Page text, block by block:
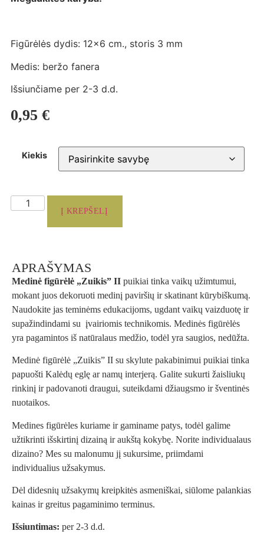
Figūrėlės dydis: 12×6 cm., storis 3 mm
Medis: beržo fanera
Išsiunčiame per 2-3 d.d.
0,95 €
Kiekis
Į KREPŠELĮ
APRAŠYMAS
Medinė figūrėlė „Zuikis” II puikiai tinka vaikų užimtumui,
mokant juos dekoruoti medinį paviršių ir skatinant kūrybiškumą.
Naudokite jas teminėms edukacijoms, ugdant vaikų vaizduotę ir
supažindindami su įvairiomis technikomis. Medinės figūrėlės
yra pagamintos iš natūralaus medžio, todėl yra saugios, nedūžta.
Medinė figūrėlė „Zuikis” II su skylute pakabinimui puikiai tinka
papuošti Kalėdų eglę ar namų interjerą. Galite sukurti žaisliukų
rinkinį ir padovanoti draugui, suteikdami džiaugsmo ir šventinės
nuotaikos.
Medines figūrėles kuriame ir gaminame patys, todėl galime
užtikrinti išskirtinį dizainą ir aukštą kokybę. Norite individualaus
dizaino? Mes su malonumu jį sukursime, priimdami
individualius užsakymus.
Dėl didesnių užsakymų kreipkitės asmeniškai, siūlome palankias
kainas ir greitus pagaminimo terminus.
Išsiuntimas: per 2-3 d.d.